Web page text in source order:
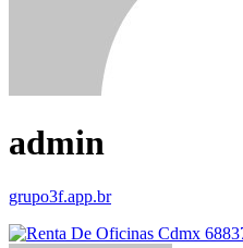
admin
grupo3f.app.br